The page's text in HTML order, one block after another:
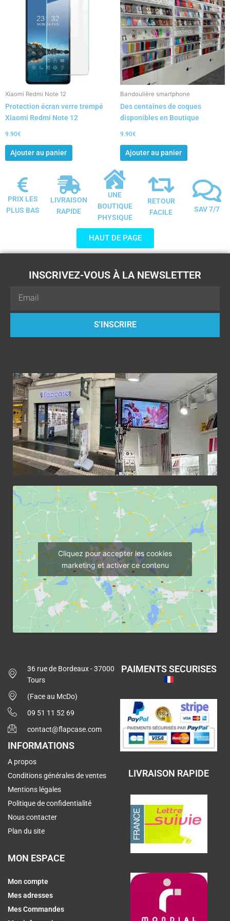
Xiaomi Redmi Note 12
Protection écran verre trempé
Xiaomi Redmi Note 12
9.90€
Ajouter au panier
Bandoulière smartphone
Des centaines de coques
disponibles en Boutique
9.90€
Ajouter au panier
PRIX LES
PLUS BAS
LIVRAISON
RAPIDE
UNE
BOUTIQUE
PHYSIQUE
RETOUR
FACILE
SAV 7/7
HAUT DE PAGE
INSCRIVEZ-VOUS À LA NEWSLETTER
S'INSCRIRE
Cliquez pour accepter les cookies
marketing et activer ce contenu
36 rue de Bordeaux - 37000
Tours
(Face au McDo)
09 51 11 52 69
contact@flapcase.com
INFORMATIONS
A propos
Conditions générales de ventes
Mentions légales
Politique de confidentialité
Nous contacter
Plan du site
MON ESPACE
Mon compte
Mes adresses
Mes Commandes
PAIMENTS SECURISES
LIVRAISON RAPIDE